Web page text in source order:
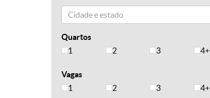
Quartos
1
2 3 4+
Vagas
1
2 3 4+